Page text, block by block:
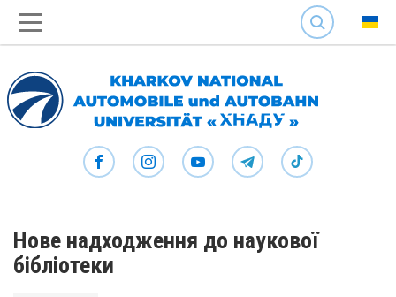
SEARCH
Нове надходження до наукової
бібліотеки